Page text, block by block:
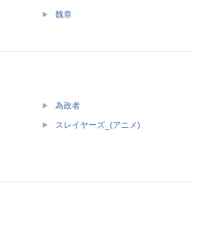
魏章
為政者
スレイヤーズ_(アニメ)